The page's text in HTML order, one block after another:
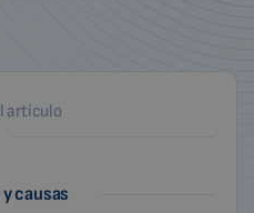
artículo
causas